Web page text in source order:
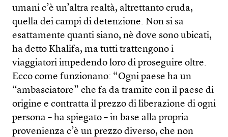
umani c’è un’altra realtà, altrettanto cruda,
quella dei campi di detenzione. Non si sa
esattamente quanti siano, nè dove sono ubicati,
ha detto Khalifa, ma tutti trattengono i
viaggiatori impedendo loro di proseguire oltre.
Ecco come funzionano: “Ogni paese ha un
“ambasciatore” che fa da tramite con il paese di
origine e contratta il prezzo di liberazione di ogni
persona – ha spiegato – in base alla propria
provenienza c’è un prezzo diverso, che non